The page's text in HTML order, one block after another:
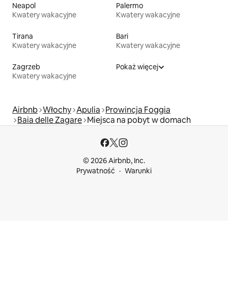
Neapol
Kwatery wakacyjne
Palermo
Kwatery wakacyjne
Tirana
Kwatery wakacyjne
Bari
Kwatery wakacyjne
Zagrzeb
Kwatery wakacyjne
Pokaż więcej
Airbnb Włochy Apulia Prowincja Foggia
Baia delle Zagare Miejsca na pobyt w domach
© 2026 Airbnb, Inc.
Prywatność
Warunki